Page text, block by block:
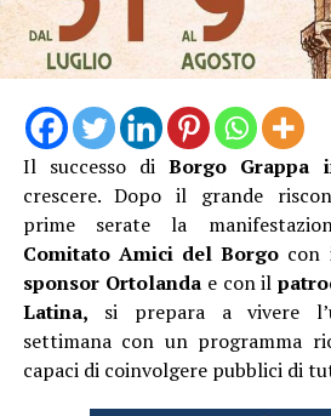
dalle 21:20 alle 23:00 l’
stellato con gli esperti dell’APA.
Biglietto 10 euro.
Il successo diBorgo Grappa
crescere. Dopo il grande
prime serate la
Comitato Amici del Borgo con
sponsor Ortolandae con il
Latina, si prepara a vivere
settimana con un programma
capaci di coinvolgere pubblici di